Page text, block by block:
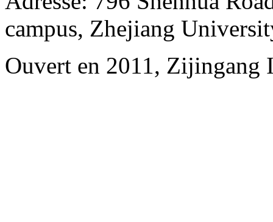
campus, Zhejiang
Ouvert en 2011, Zijingang